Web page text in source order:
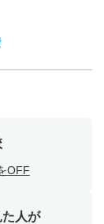
OFF
人が